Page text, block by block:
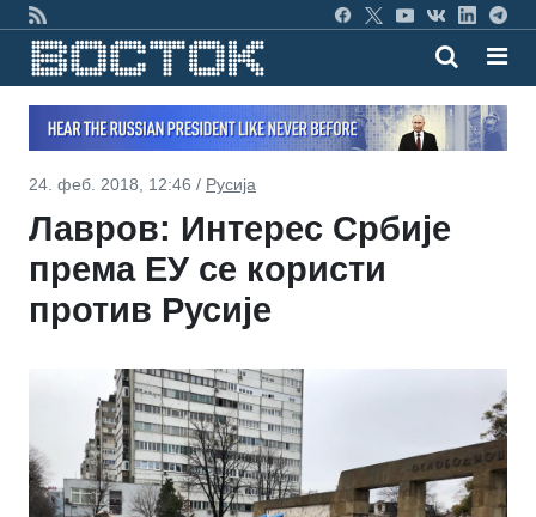
24. феб. 2018, 12:46 / Русија
Лавров: Интерес Србије
према ЕУ се користи
против Русије